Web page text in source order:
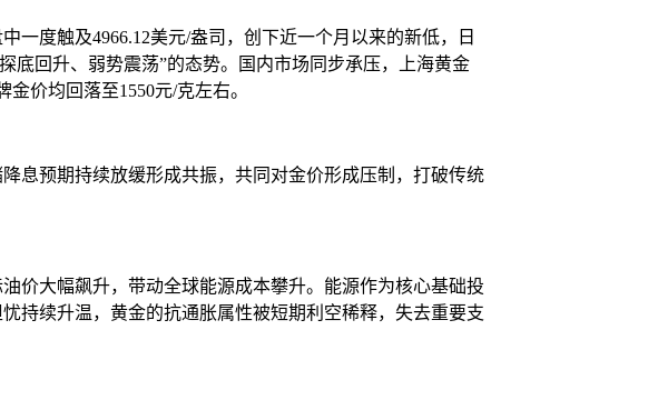
一度触及4966.12美元/盎司，创下近一个月以来的新低，日
底回升、弱势震荡”的态势。国内市场同步承压，上海黄金
价均回落至1550元/克左右。
息预期持续放缓形成共振，共同对金价形成压制，打破传统
价大幅飙升，带动全球能源成本攀升。能源作为核心基础投
持续升温，黄金的抗通胀属性被短期利空稀释，失去重要支